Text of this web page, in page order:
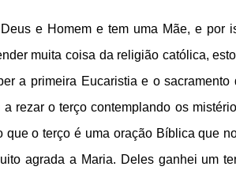
e Homem e tem uma Mãe, e por
muita coisa da religião católica,
a primeira Eucaristia e o
rezar o terço contemplando os
que o terço é uma oração Bíblica que
agrada a Maria. Deles ganhei um